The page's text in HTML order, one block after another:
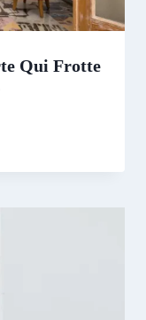
Qui Frotte